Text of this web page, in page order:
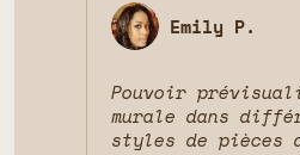
Emily P.
Pouvoir
murale dans
styles de pièces